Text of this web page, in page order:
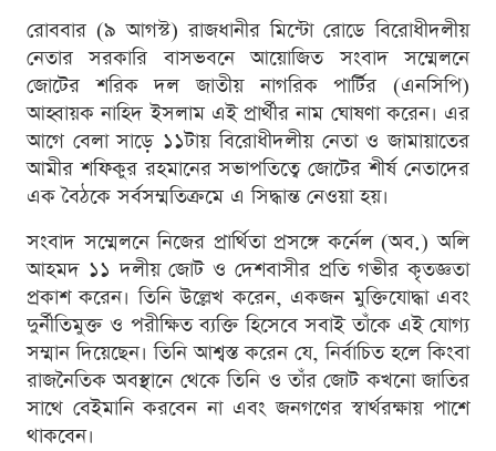
রোববার (৯ আগস্ট) রাজধানীর মিন্টো রোডে বিরোধীদলীয়
নেতার সরকারি বাসভবনে আয়োজিত সংবাদ সম্মেলনে
জোটের শরিক দল জাতীয় নাগরিক পার্টির (এনসিপি)
আহ্বায়ক নাহিদ ইসলাম এই প্রার্থীর নাম ঘোষণা করেন। এর
আগে বেলা সাড়ে ১১টায় বিরোধীদলীয় নেতা ও জামায়াতের
আমীর শফিকুর রহমানের সভাপতিত্বে জোটের শীর্ষ নেতাদের
এক বৈঠকে সর্বসম্মতিক্রমে এ সিদ্ধান্ত নেওয়া হয়।
সংবাদ সম্মেলনে নিজের প্রার্থিতা প্রসঙ্গে কর্নেল (অব.) অলি
আহমদ ১১ দলীয় জোট ও দেশবাসীর প্রতি গভীর কৃতজ্ঞতা
প্রকাশ করেন। তিনি উল্লেখ করেন, একজন মুক্তিযোদ্ধা এবং
দুর্নীতিমুক্ত ও পরীক্ষিত ব্যক্তি হিসেবে সবাই তাঁকে এই যোগ্য
সম্মান দিয়েছেন। তিনি আশ্বস্ত করেন যে, নির্বাচিত হলে কিংবা
রাজনৈতিক অবস্থানে থেকে তিনি ও তাঁর জোট কখনো জাতির
সাথে বেইমানি করবেন না এবং জনগণের স্বার্থরক্ষায় পাশে
থাকবেন।